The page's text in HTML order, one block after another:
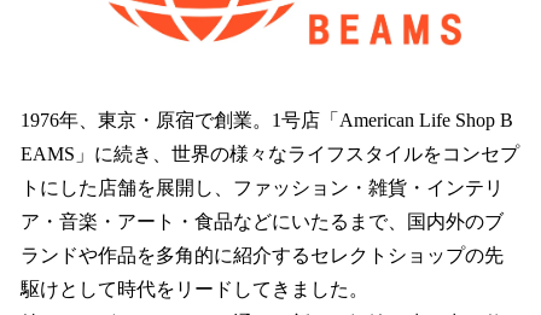
1976年、東京・原宿で創業。1号店「American Life Shop B
EAMS」に続き、世界の様々なライフスタイルをコンセプ
トにした店舗を展開し、ファッション・雑貨・インテリ
ア・音楽・アート・食品などにいたるまで、国内外のブ
ランドや作品を多角的に紹介するセレクトショップの先
駆けとして時代をリードしてきました。